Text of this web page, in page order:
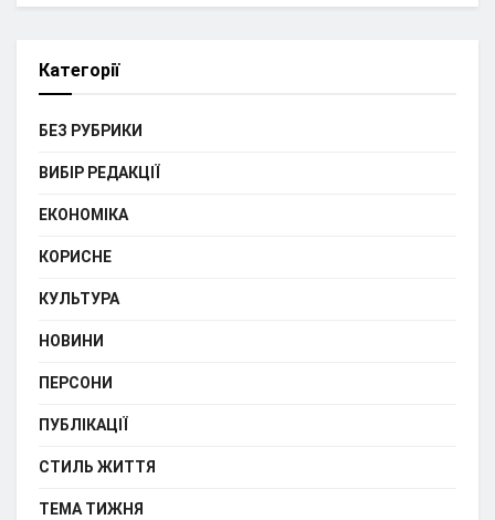
Категорії
БЕЗ РУБРИКИ
ВИБІР РЕДАКЦІЇ
ЕКОНОМІКА
КОРИСНЕ
КУЛЬТУРА
НОВИНИ
ПЕРСОНИ
ПУБЛІКАЦІЇ
СТИЛЬ ЖИТТЯ
ТЕМА ТИЖНЯ